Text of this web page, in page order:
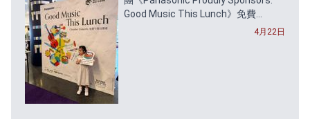
Good Music This Lunch》免費...
4月22日